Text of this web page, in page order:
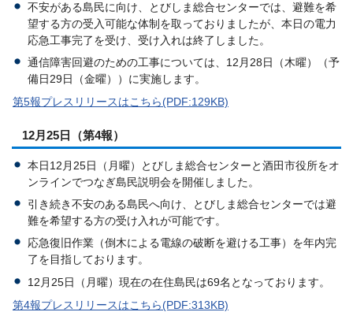
不安がある島民に向け、とびしま総合センターでは、避難を希
望する方の受入可能な体制を取っておりましたが、本日の電力
応急工事完了を受け、受け入れは終了しました。
通信障害回避のための工事については、12月28日（木曜）（予
備日29日（金曜））に実施します。
第5報プレスリリースはこちら(PDF:129KB)
12月25日（第4報）
本日12月25日（月曜）とびしま総合センターと酒田市役所をオ
ンラインでつなぎ島民説明会を開催しました。
引き続き不安のある島民へ向け、とびしま総合センターでは避
難を希望する方の受け入れが可能です。
応急復旧作業（倒木による電線の破断を避ける工事）を年内完
了を目指しております。
12月25日（月曜）現在の在住島民は69名となっております。
第4報プレスリリースはこちら(PDF:313KB)